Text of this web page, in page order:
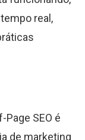
real,
SEO é
de marketing